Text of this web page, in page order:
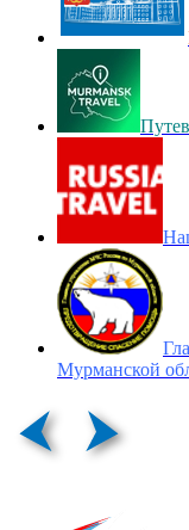
Мурманской